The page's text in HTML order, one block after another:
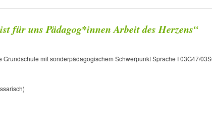
für uns Pädagog*innen Arbeit des Herzens“
Grundschule mit sonderpädagogischem Schwerpunkt Sprache I 03G47/